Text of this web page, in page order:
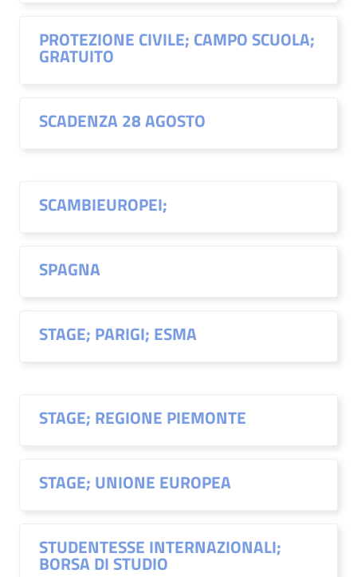
PROTEZIONE CIVILE; CAMPO SCUOLA;
GRATUITO
SCADENZA 28 AGOSTO
SCAMBIEUROPEI;
SPAGNA
STAGE; PARIGI; ESMA
STAGE; REGIONE PIEMONTE
STAGE; UNIONE EUROPEA
STUDENTESSE INTERNAZIONALI;
BORSA DI STUDIO